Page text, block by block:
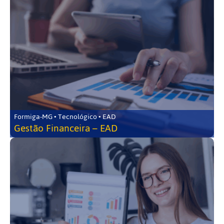
Formiga-MG • Tecnológico • EAD
Gestão Financeira – EAD